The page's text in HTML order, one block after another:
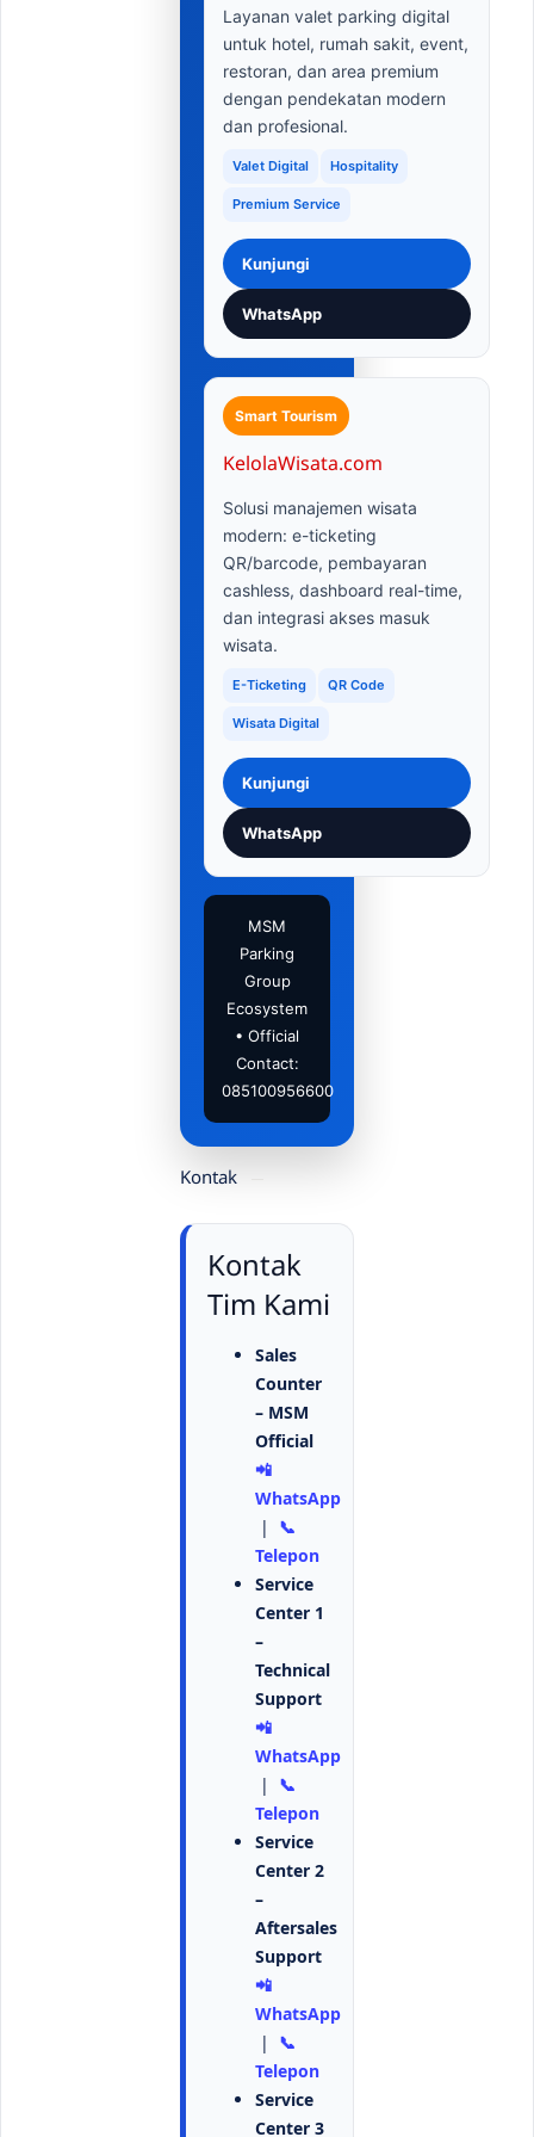
Layanan valet parking digital
untuk hotel, rumah sakit, event,
restoran, dan area premium
dengan pendekatan modern
dan profesional.
Valet Digital Hospitality
Premium Service
Kunjungi
WhatsApp
Smart Tourism
KelolaWisata.com
Solusi manajemen wisata
modern: e-ticketing
QR/barcode, pembayaran
cashless, dashboard real-time,
dan integrasi akses masuk
wisata.
E-Ticketing QR Code
Wisata Digital
Kunjungi
WhatsApp
MSM
Parking
Group
Ecosystem
• Official
Contact:
085100956600
Kontak
Kontak
Tim Kami
Sales
Counter
– MSM
Official
📲
WhatsApp
| 📞
Telepon
Service
Center 1
–
Technical
Support
📲
WhatsApp
| 📞
Telepon
Service
Center 2
–
Aftersales
Support
📲
WhatsApp
| 📞
Telepon
Service
Center 3